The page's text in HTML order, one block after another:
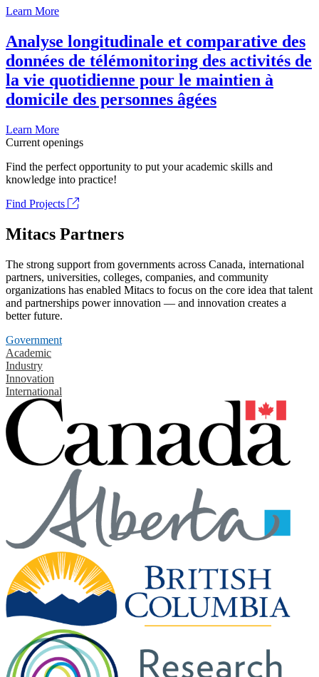
Learn More
Analyse longitudinale et comparative des
données de télémonitoring des activités de
la vie quotidienne pour le maintien à
domicile des personnes âgées
Learn More
Current openings
Find the perfect opportunity to put your academic skills and
knowledge into practice!
Find Projects
Mitacs Partners
The strong support from governments across Canada, international
partners, universities, colleges, companies, and community
organizations has enabled Mitacs to focus on the core idea that talent
and partnerships power innovation — and innovation creates a
better future.
Government
Academic
Industry
Innovation
International